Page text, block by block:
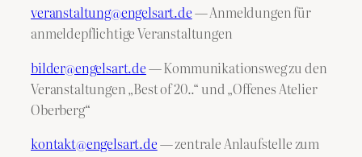
veranstaltung@engelsart.de— Anmeldungen für
anmeldepflichtige Veranstaltungen
bilder@engelsart.de— Kommunikationsweg zu den
Veranstaltungen „Best of 20..“ und „Offenes Atelier
Oberberg“
kontakt@engelsart.de— zentrale Anlaufstelle zum